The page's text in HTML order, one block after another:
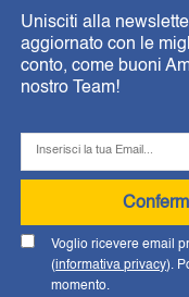
Unisciti alla
aggiornato con le
conto, come buoni
nostro Team!
Voglio ricevere email
(informativa privacy).
momento.